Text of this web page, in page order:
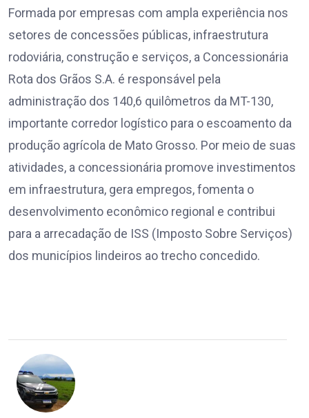
Formada por empresas com ampla experiência nos
setores de concessões públicas, infraestrutura
rodoviária, construção e serviços, a Concessionária
Rota dos Grãos S.A. é responsável pela
administração dos 140,6 quilômetros da MT-130,
importante corredor logístico para o escoamento da
produção agrícola de Mato Grosso. Por meio de suas
atividades, a concessionária promove investimentos
em infraestrutura, gera empregos, fomenta o
desenvolvimento econômico regional e contribui
para a arrecadação de ISS (Imposto Sobre Serviços)
dos municípios lindeiros ao trecho concedido.